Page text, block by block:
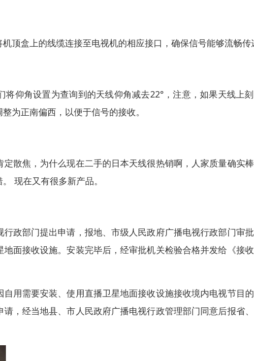
顶盒上的线缆连接至电视机的相应接口，确保信号能够流畅传
仰角设置为查询到的天线仰角减去22°，注意，如果天线上
为正南偏西，以便于信号的接收。
散焦，为什么现在二手的日本天线很热销啊，人家质量确实
现在又有很多新产品。
政部门提出申请，报地、市级人民政府广播电视行政部门审
面接收设施。安装完毕后，经审批机关检验合格并发给《接
用需要安装、使用直播卫星地面接收设施接收境内电视节目
，经当地县、市人民政府广播电视行政管理部门同意后报省